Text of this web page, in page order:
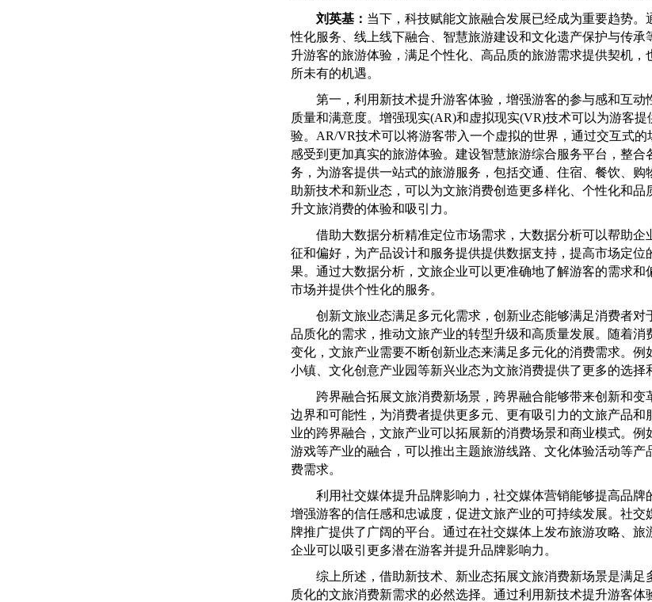
刘英基： 当下，科技赋能文旅融合发展已经成为重要趋势。
性化服务、线上线下融合、智慧旅游建设和文化遗产保护与传承
升游客的旅游体验，满足个性化、高品质的旅游需求提供契机，
所未有的机遇。
第一，利用新技术提升游客体验，增强游客的参与感和互动
质量和满意度。增强现实(AR)和虚拟现实(VR)技术可以为游客提
验。AR/VR技术可以将游客带入一个虚拟的世界，通过交互式的
感受到更加真实的旅游体验。建设智慧旅游综合服务平台，整合
务，为游客提供一站式的旅游服务，包括交通、住宿、餐饮、购
助新技术和新业态，可以为文旅消费创造更多样化、个性化和品
升文旅消费的体验和吸引力。
借助大数据分析精准定位市场需求，大数据分析可以帮助企
征和偏好，为产品设计和服务提供提供数据支持，提高市场定位
果。通过大数据分析，文旅企业可以更准确地了解游客的需求和
市场并提供个性化的服务。
创新文旅业态满足多元化需求，创新业态能够满足消费者对
品质化的需求，推动文旅产业的转型升级和高质量发展。随着消
变化，文旅产业需要不断创新业态来满足多元化的消费需求。例
小镇、文化创意产业园等新兴业态为文旅消费提供了更多的选择
跨界融合拓展文旅消费新场景，跨界融合能够带来创新和变
边界和可能性，为消费者提供更多元、更有吸引力的文旅产品和
业的跨界融合，文旅产业可以拓展新的消费场景和商业模式。例
游戏等产业的融合，可以推出主题旅游线路、文化体验活动等产
费需求。
利用社交媒体提升品牌影响力，社交媒体营销能够提高品牌
增强游客的信任感和忠诚度，促进文旅产业的可持续发展。社交
牌推广提供了广阔的平台。通过在社交媒体上发布旅游攻略、旅
企业可以吸引更多潜在游客并提升品牌影响力。
综上所述，借助新技术、新业态拓展文旅消费新场景是满足
质化的文旅消费新需求的必然选择。通过利用新技术提升游客体